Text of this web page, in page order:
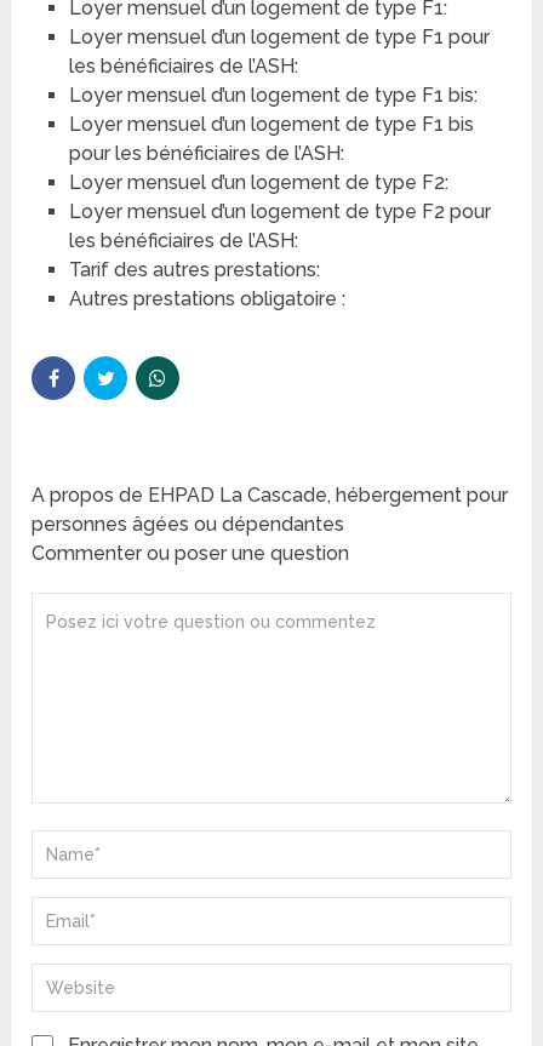
Loyer mensuel d’un logement de type F1:
Loyer mensuel d’un logement de type F1 pour
les bénéficiaires de l’ASH:
Loyer mensuel d’un logement de type F1 bis:
Loyer mensuel d’un logement de type F1 bis
pour les bénéficiaires de l’ASH:
Loyer mensuel d’un logement de type F2:
Loyer mensuel d’un logement de type F2 pour
les bénéficiaires de l’ASH:
Tarif des autres prestations:
Autres prestations obligatoire :
A propos de EHPAD La Cascade, hébergement pour
personnes âgées ou dépendantes
Commenter ou poser une question